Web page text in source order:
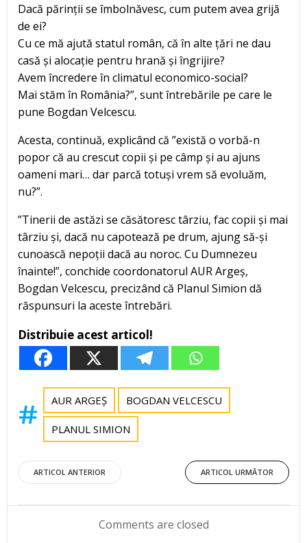
Dacă părinții se îmbolnăvesc, cum putem avea grijă
de ei?
Cu ce mă ajută statul român, că în alte țări ne dau
casă și alocație pentru hrană și îngrijire?
Avem încredere în climatul economico-social?
Mai stăm în România?”, sunt întrebările pe care le
pune Bogdan Velcescu.
Acesta, continuă, explicând că ”există o vorbă-n
popor că au crescut copii și pe câmp și au ajuns
oameni mari… dar parcă totuși vrem să evoluăm,
nu?”.
”Tinerii de astăzi se căsătoresc târziu, fac copii și mai
târziu și, dacă nu capotează pe drum, ajung să-și
cunoască nepoții dacă au noroc. Cu Dumnezeu
înainte!”, conchide coordonatorul AUR Argeș,
Bogdan Velcescu, precizând că Planul Simion dă
răspunsuri la aceste întrebări.
Distribuie acest articol!
AUR ARGEȘ BOGDAN VELCESCU
PLANUL SIMION
Post
navigation
ARTICOL ANTERIOR
Post
navigation
ARTICOL URMĂTOR
Comments are closed